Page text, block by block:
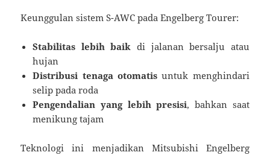
Keunggulan sistem S-AWC pada Engelberg Tourer:
Stabilitas lebih baik di jalanan bersalju atau
hujan
Distribusi tenaga otomatis untuk menghindari
selip pada roda
Pengendalian yang lebih presisi, bahkan saat
menikung tajam
Teknologi ini menjadikan Mitsubishi Engelberg